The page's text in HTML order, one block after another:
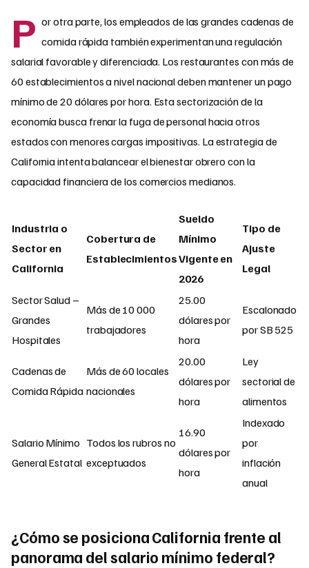
P or otra parte, los empleados de las grandes cadenas de
comida rápida también experimentan una regulación
salarial favorable y diferenciada. Los restaurantes con más de
60 establecimientos a nivel nacional deben mantener un pago
mínimo de 20 dólares por hora. Esta sectorización de la
economía busca frenar la fuga de personal hacia otros
estados con menores cargas impositivas. La estrategia de
California intenta balancear el bienestar obrero con la
capacidad financiera de los comercios medianos.
Industria o
Sector en
California
Cobertura de
Establecimientos
Sueldo
Mínimo
Vigente en
2026
Tipo de
Ajuste
Legal
Sector Salud –
Grandes
Hospitales
Más de 10 000
trabajadores
25.00
dólares por
hora
Escalonado
por SB 525
Cadenas de
Comida Rápida
Más de 60 locales
nacionales
20.00
dólares por
hora
Ley
sectorial de
alimentos
Salario Mínimo
General Estatal
Todos los rubros no
exceptuados
16.90
dólares por
hora
Indexado
por
inflación
anual
¿Cómo se posiciona California frente al
panorama del salario mínimo federal?